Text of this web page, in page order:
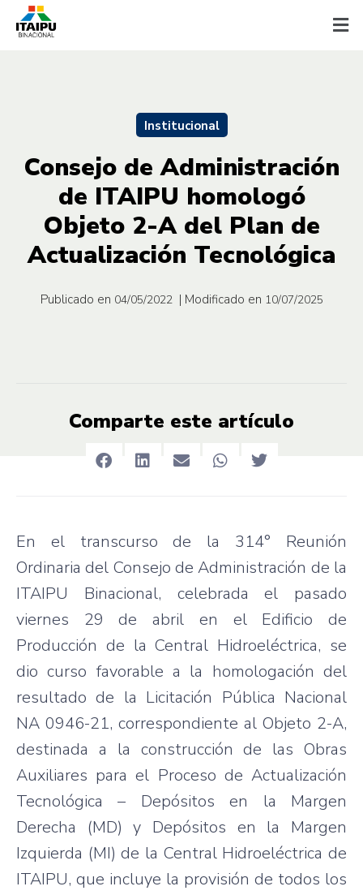
Institucional
Consejo de Administración
de ITAIPU homologó
Objeto 2-A del Plan de
Actualización Tecnológica
Publicado en 04/05/2022 | Modificado en 10/07/2025
Comparte este artículo
En el transcurso de la 314° Reunión
Ordinaria del Consejo de Administración de la
ITAIPU Binacional, celebrada el pasado
viernes 29 de abril en el Edificio de
Producción de la Central Hidroeléctrica, se
dio curso favorable a la homologación del
resultado de la Licitación Pública Nacional
NA 0946-21, correspondiente al Objeto 2-A,
destinada a la construcción de las Obras
Auxiliares para el Proceso de Actualización
Tecnológica – Depósitos en la Margen
Derecha (MD) y Depósitos en la Margen
Izquierda (MI) de la Central Hidroeléctrica de
ITAIPU, que incluye la provisión de todos los